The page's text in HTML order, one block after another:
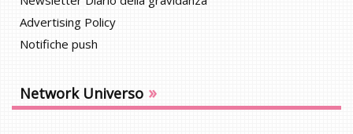
Advertising Policy
Notifiche push
Network Universo »